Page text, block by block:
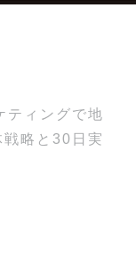
ティングで地
略と30日実